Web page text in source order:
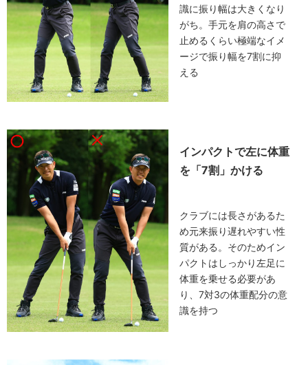
識に振り幅は大きくなり
がち。手元を肩の高さで
止めるくらい極端なイメ
ージで振り幅を7割に抑
える
インパクトで左に体重
を「7割」かける
クラブには長さがあるた
め元来振り遅れやすい性
質がある。そのためイン
パクトはしっかり左足に
体重を乗せる必要があ
り、7対3の体重配分の意
識を持つ